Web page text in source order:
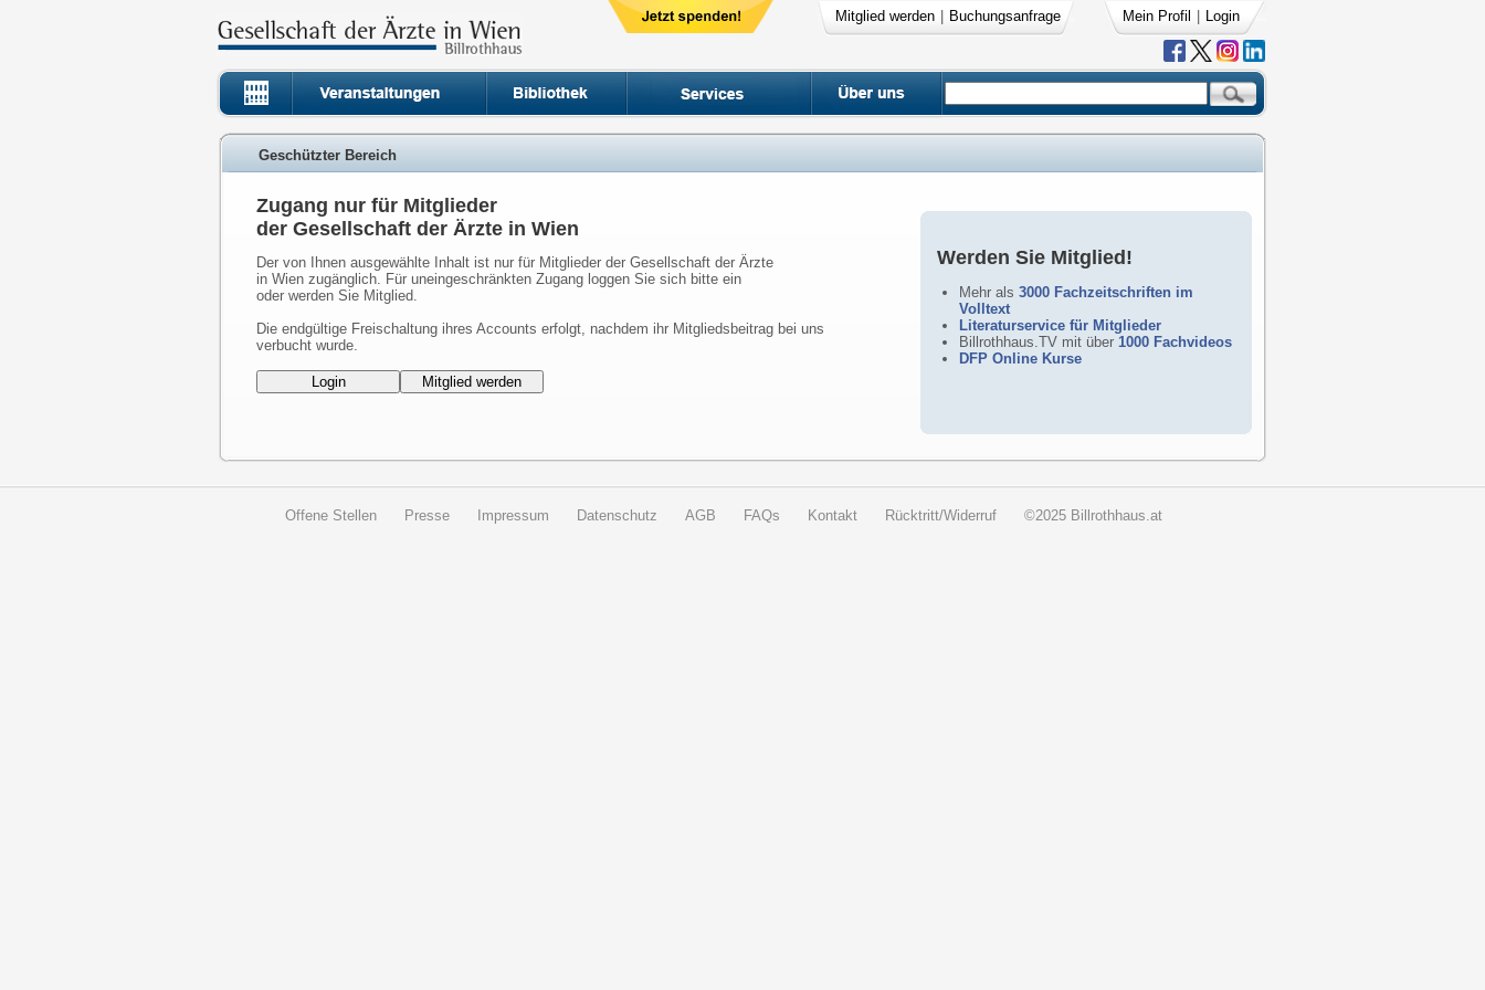
Mitglied werden Buchungsanfrage Mein Profil Login
Geschützter Bereich
Werden Sie Mitglied!
Mehr als 3000 Fachzeitschriften im
Volltext
Literaturservice für Mitglieder
Billrothhaus.TV mit über 1000 Fachvideos
DFP Online Kurse
Zugang nur für Mitglieder
der Gesellschaft der Ärzte in Wien
Der von Ihnen ausgewählte Inhalt ist nur für Mitglieder der Gesellschaft der Ärzte
in Wien zugänglich. Für uneingeschränkten Zugang loggen Sie sich bitte ein
oder werden Sie Mitglied.
Die endgültige Freischaltung ihres Accounts erfolgt, nachdem ihr Mitgliedsbeitrag bei uns
verbucht wurde.
Offene Stellen Presse Impressum Datenschutz AGB FAQs Kontakt Rücktritt/Widerruf ©2025 Billrothhaus.at